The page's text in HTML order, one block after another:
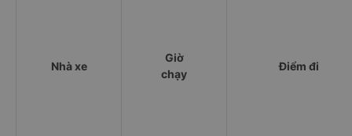
Nhà xe
Giờ
chạy
Điểm đi